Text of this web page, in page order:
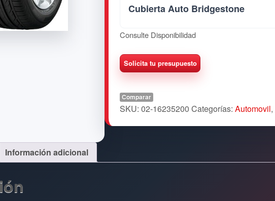
Cubierta Auto Bridgestone
Consulte Disponibilidad
Comparar
SKU: 02-16235200 Categorías: Automovil,
Información adicional